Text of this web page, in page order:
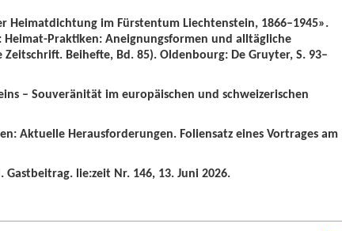
Heimatdichtung im Fürstentum Liechtenstein, 1866–1945».
Heimat-Praktiken: Aneignungsformen und alltägliche
Beihefte, Bd. 85). Oldenbourg: De Gruyter, S. 93–
– Souveränität im europäischen und schweizerischen
Aktuelle Herausforderungen. Foliensatz eines Vortrages am
lie:zeit Nr. 146, 13. Juni 2026.